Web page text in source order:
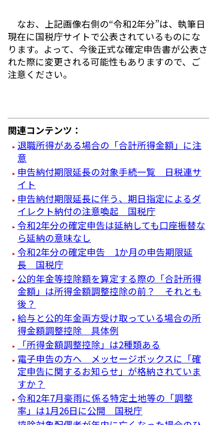
なお、上記画像右側の“令和2年分”は、執筆日
現在に国税庁サイトで公表されているものにな
ります。よって、今後正式な確定申告書が公表さ
れた際に変更される可能性もありますので、ご
注意ください。
関連コンテンツ：
退職所得がある場合の「合計所得金額」に注
意
申告納付期限延長の対象手続一覧 日税連サ
イト
申告納付期限延長に伴う、期日指定によるダ
イレクト納付の注意喚起 国税庁
令和2年分の確定申告は延納しても口座振替な
ら延納の意味なし
令和2年分の確定申告 1か月の申告期限延
長 国税庁
公的年金等控除額を算定する際の「合計所得
金額」は所得金額調整控除の前？ それとも
後？
給与と公的年金両方受け取っている場合の所
得金額調整控除 具体例
「所得金額調整控除」は2種類ある
電子申告の方へ メッセージボックスに「確
定申告に関するお知らせ」が格納されていま
すか？
令和2年7月豪雨に係る特定土地等の「調整
率」は1月26日に公開 国税庁